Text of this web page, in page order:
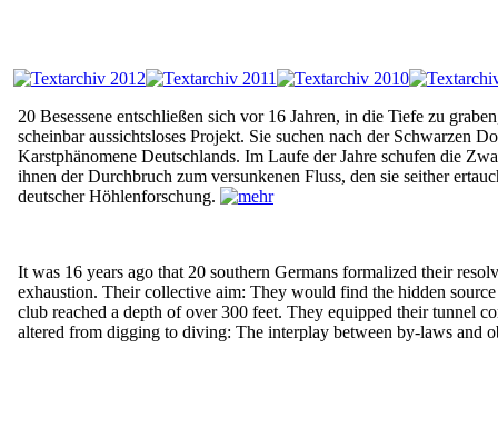
20 Besessene entschließen sich vor 16 Jahren, in die Tiefe zu
scheinbar aussichtsloses Projekt. Sie suchen nach der Schwarzen
Karstphänomene Deutschlands. Im Laufe der Jahre schufen die
ihnen der Durchbruch zum versunkenen Fluss, den sie seither
deutscher Höhlenforschung.
It was 16 years ago that 20 southern Germans formalized their
exhaustion. Their collective aim: They would find the hidden
club reached a depth of over 300 feet. They equipped their tunnel
altered from digging to diving: The interplay between by-laws and